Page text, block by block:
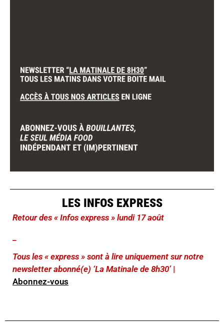
LES INFOS EXPRESS
Retour des « Infos express » lundi 17 août
Tous les « express » sont à lire uniquement sur notre
newsletter abonné(e) ‘La Matinale de 8h30’ |
Abonnez-vous